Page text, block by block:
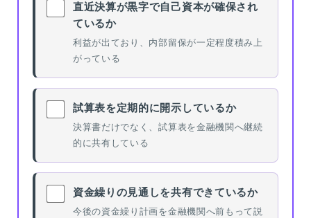
直近決算が黒字で自己資本が確保され
ているか
利益が出ており、内部留保が一定程度積み上
がっている
試算表を定期的に開示しているか
決算書だけでなく、試算表を金融機関へ継続
的に共有している
資金繰りの見通しを共有できているか
今後の資金繰り計画を金融機関へ前もって説